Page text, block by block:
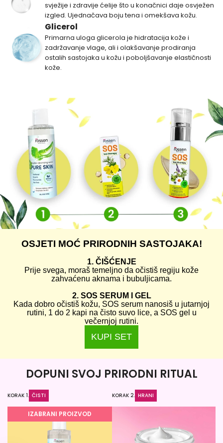
svježije i zdravije ćelije što u konačnici daje osvježen
izgled. Ujednačava boju tena i omekšava kožu.
Glicerol
Primarna uloga glicerola je hidratacija kože i
zadržavanje vlage, ali i olakšavanje prodiranja
ostalih sastojaka u kožu i poboljšavanje elastičnosti
kože.
OSJETI MOĆ PRIRODNIH SASTOJAKA!
1. ČIŠĆENJE
Prije svega, moraš temeljno da očistiš regiju kože
zahvaćenu aknama i bubuljicama.
2. SOS SERUM I GEL
Kada dobro očistiš kožu, SOS serum nanosiš u jutarnjoj
rutini, 1 do 2 kapi na čisto suvo lice, a SOS gel u
večernjoj rutini.
KUPI SET
DOPUNI SVOJ PRIRODNI RITUAL
KORAK 1. ČISTI
IZABRANI PROIZVOD
KORAK 2. HRANI